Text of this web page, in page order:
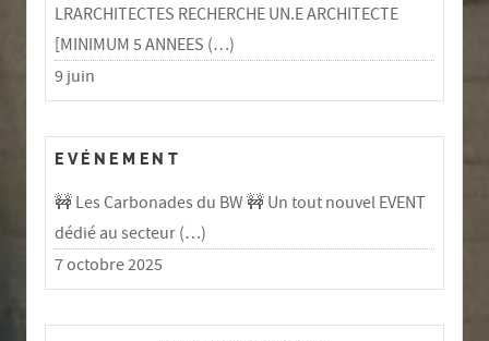
LRARCHITECTES RECHERCHE UN.E ARCHITECTE
[MINIMUM 5 ANNEES (…)
9 juin
EVÉNEMENT
🚧 Les Carbonades du BW 🚧 Un tout nouvel EVENT
dédié au secteur (…)
7 octobre 2025